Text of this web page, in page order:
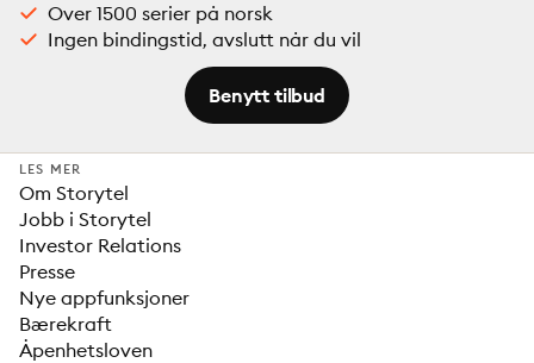
Over 1500 serier på norsk
Ingen bindingstid, avslutt når du vil
Benytt tilbud
LES MER
Om Storytel
Jobb i Storytel
Investor Relations
Presse
Nye appfunksjoner
Bærekraft
Åpenhetsloven